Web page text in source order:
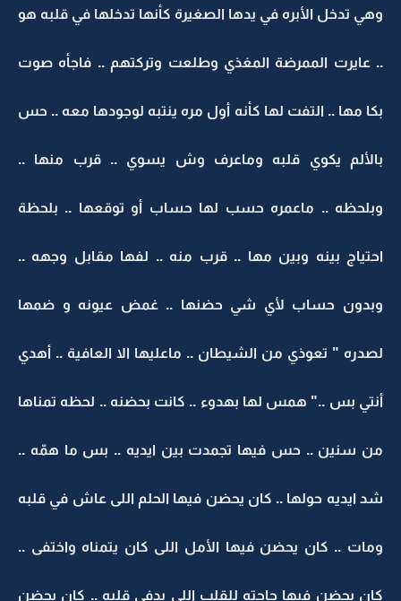
وهي تدخل الأبره في يدها الصغيرة كأنها تدخلها في قلبه هو
.. عايرت الممرضة المغذي وطلعت وتركتهم .. فاجأه صوت
بكا مها .. التفت لها كأنه أول مره ينتبه لوجودها معه .. حس
بالألم يكوي قلبه وماعرف وش يسوي .. قرب منها ..
وبلحظه .. ماعمره حسب لها حساب أو توقعها .. بلحظة
احتياج بينه وبين مها .. قرب منه .. لفها مقابل وجهه ..
وبدون حساب لأي شي حضنها .. غمض عيونه و ضمها
لصدره " تعوذي من الشيطان .. ماعليها الا العافية .. أهدي
أنتي بس .." همس لها بهدوء .. كانت بحضنه .. لحظه تمناها
من سنين .. حس فيها تجمدت بين ايديه .. بس ما همّه ..
شد ايديه حولها .. كان يحضن فيها الحلم اللى عاش في قلبه
ومات .. كان يحضن فيها الأمل اللى كان يتمناه واختفى ..
كان يحضن فيها حاجته للقلب اللى يدفي قلبه .. كان يحضن